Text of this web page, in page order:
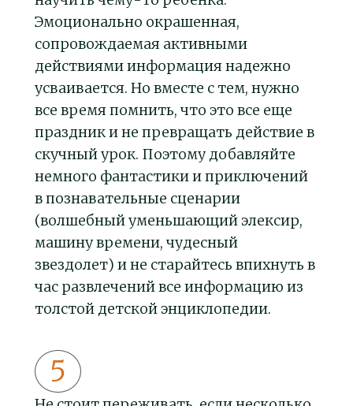
Эмоционально окрашенная,
сопровождаемая активными
действиями информация надежно
усваивается. Но вместе с тем, нужно
все время помнить, что это все еще
праздник и не превращать действие в
скучный урок. Поэтому добавляйте
немного фантастики и приключений
в познавательные сценарии
(волшебный уменьшающий элексир,
машину времени, чудесный
звездолет) и не старайтесь впихнуть в
час развлечений все информацию из
толстой детской энциклопедии.